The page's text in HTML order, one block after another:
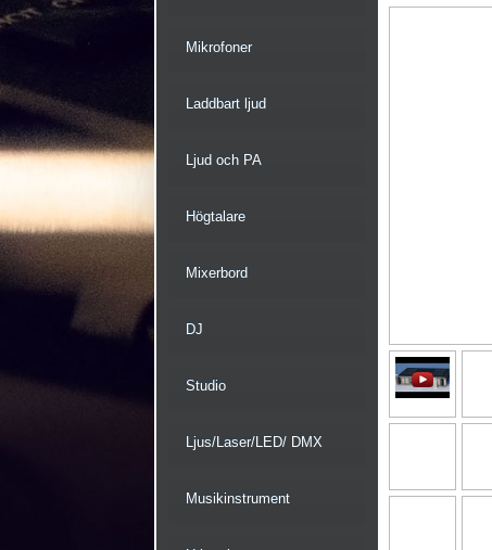
Mikrofoner
Laddbart ljud
Ljud och PA
Högtalare
Mixerbord
DJ
Studio
Ljus/Laser/LED/ DMX
Musikinstrument